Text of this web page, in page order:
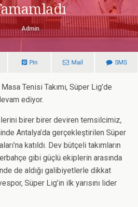
Admin
Pin Mail SMS
Tenisi Takımı, Süper Lig’de
ediyor.
birer birer deviren temsilcimiz,
Antalya’da gerçekleştirilen Süper
katıldı. Dev bütçeli takımların
gibi güçlü ekiplerin arasında
de aldığı galibiyetlerle dikkat
Süper Lig’in ilk yarısını lider